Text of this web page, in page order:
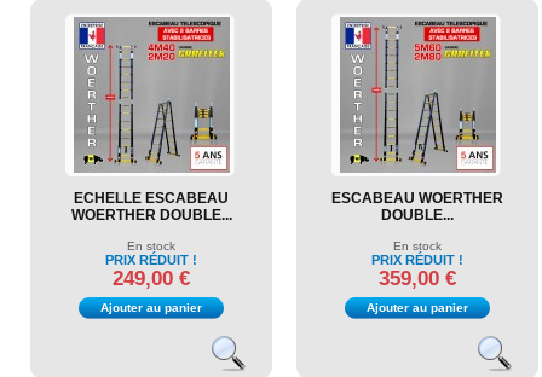
ECHELLE ESCABEAU
WOERTHER DOUBLE...
En stock
PRIX RÉDUIT !
249,00 €
Ajouter au panier
ESCABEAU WOERTHER
DOUBLE...
En stock
PRIX RÉDUIT !
359,00 €
Ajouter au panier